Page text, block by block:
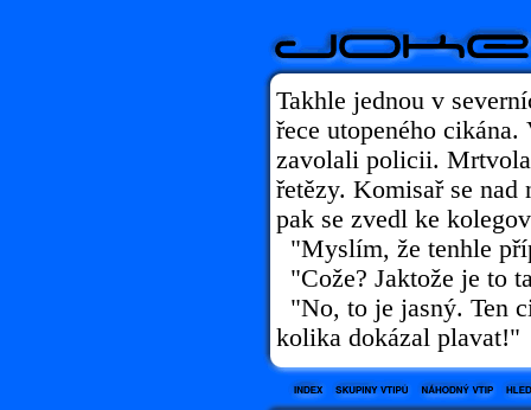
Takhle jednou v
řece utopeného
zavolali policii. Mrtvola
řetězy. Komisař se
pak se zvedl ke
"Myslím, že tenhle
"Cože? Jaktože je to
"No, to je jasný. Ten
kolika dokázal plavat!"